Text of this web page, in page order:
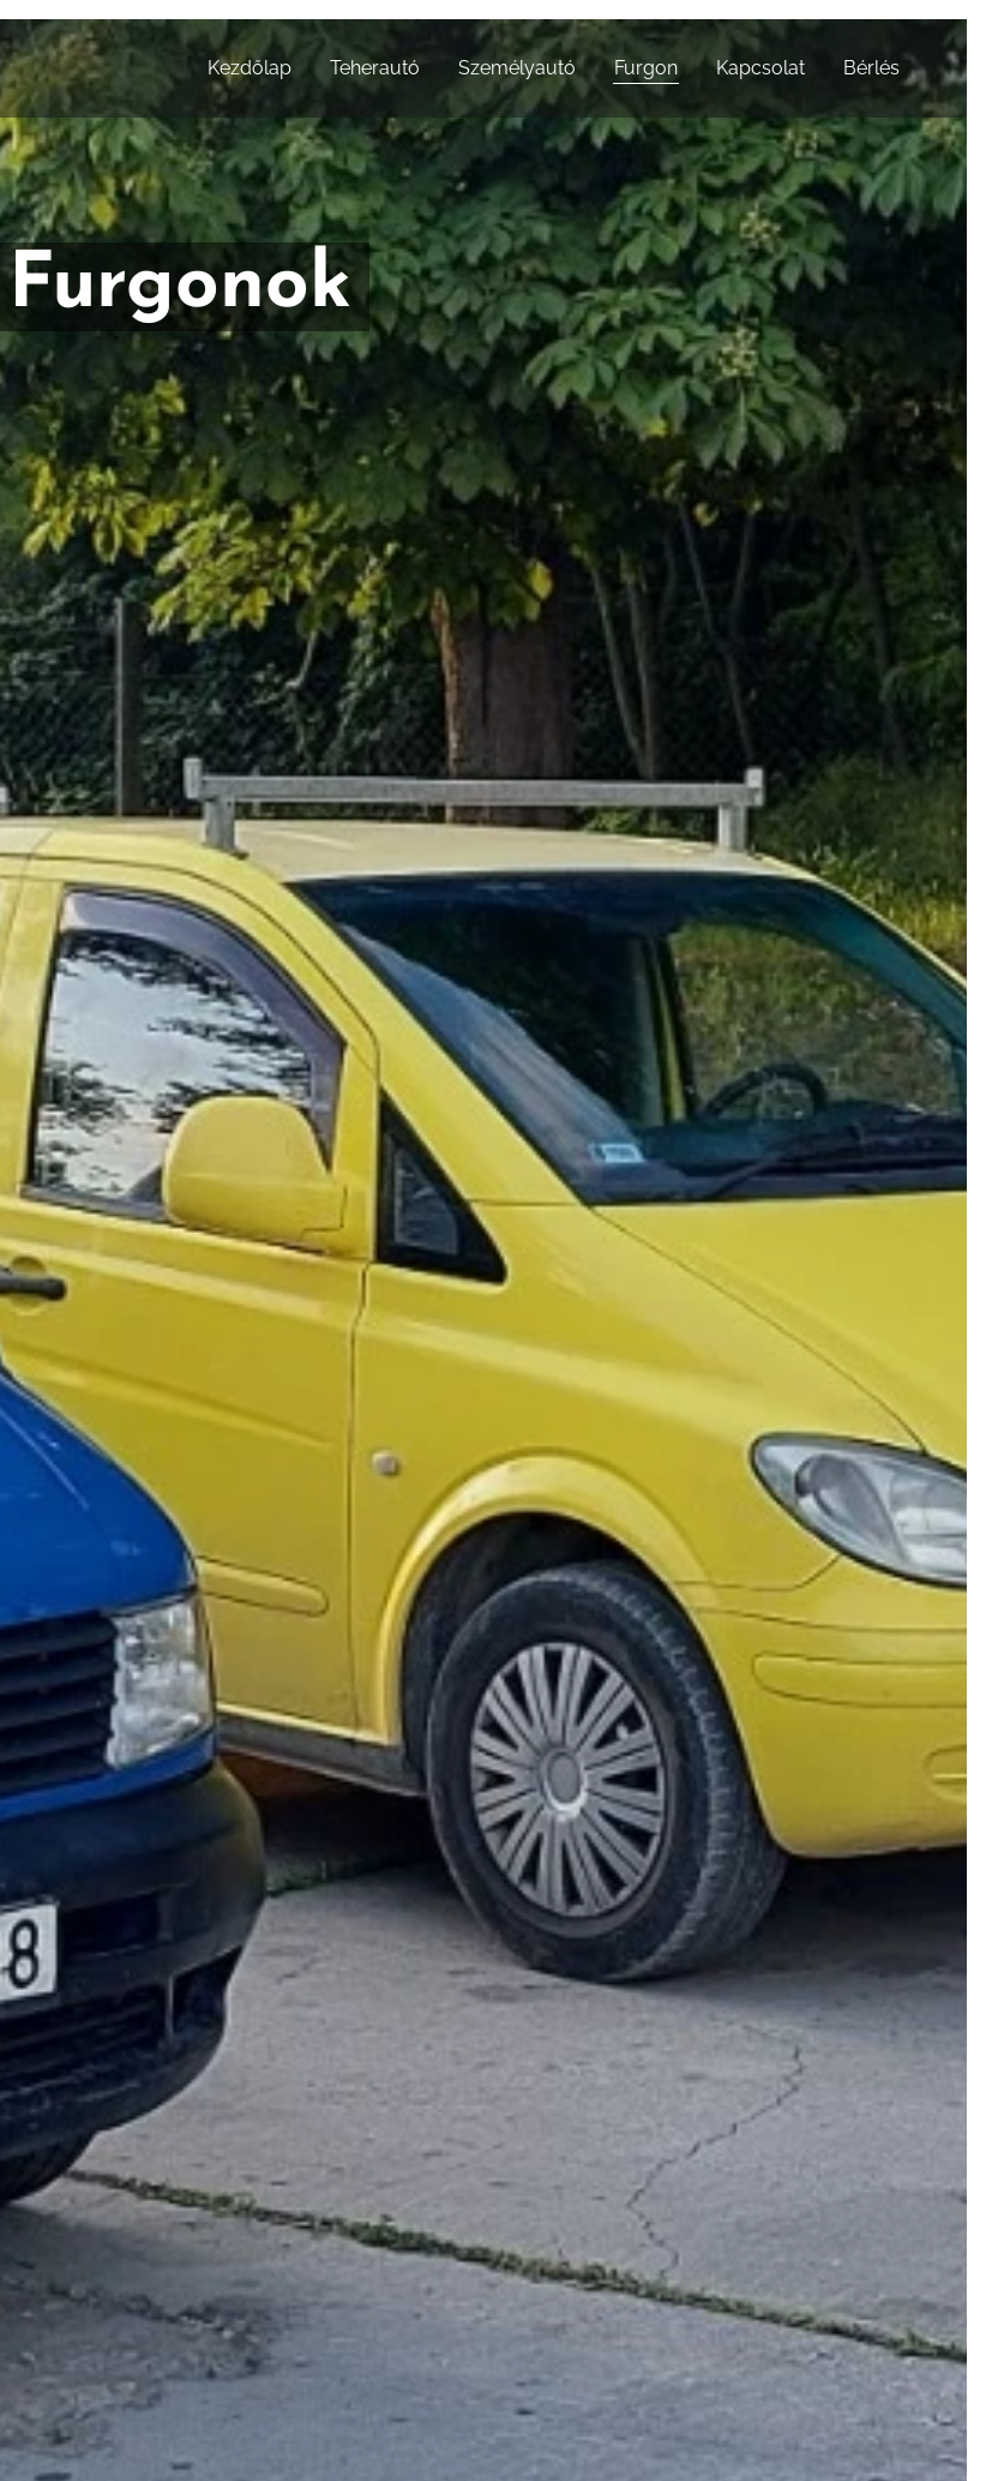
Kezdőlap Teherautó Személyautó Furgon Kapcsolat Bérlés
Furgonok